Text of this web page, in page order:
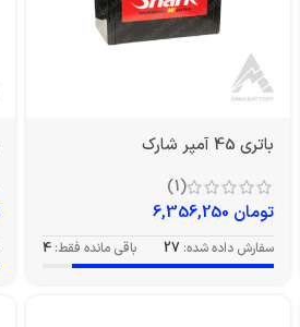
باتری 45 آمپر شارک
(1)
تومان
سفارش داده شده: 27 باقی مانده فقط: 4